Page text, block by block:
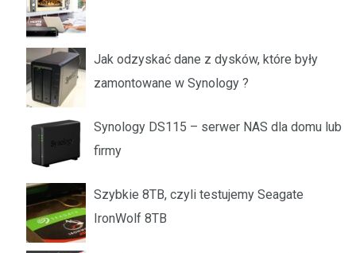
Jak odzyskać dane z dysków, które były
zamontowane w Synology ?
Synology DS115 – serwer NAS dla domu lub
firmy
Szybkie 8TB, czyli testujemy Seagate
IronWolf 8TB